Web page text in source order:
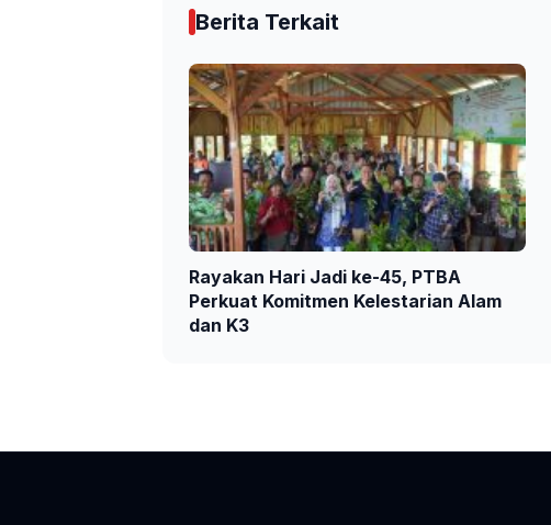
Berita Terkait
Rayakan Hari Jadi ke-45, PTBA
Perkuat Komitmen Kelestarian Alam
dan K3